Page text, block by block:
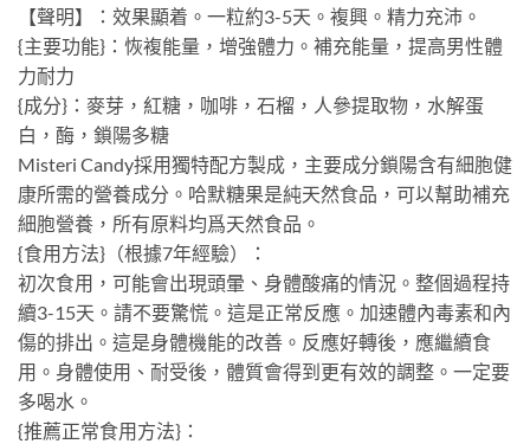
【聲明】：效果顯着。一粒約3-5天。複興。精力充沛。
{主要功能}：恢複能量，增強體力。補充能量，提高男性體
力耐力
{成分}：麥芽，紅糖，咖啡，石榴，人參提取物，水解蛋
白，酶，鎖陽多糖
Misteri Candy採用獨特配方製成，主要成分鎖陽含有細胞健
康所需的營養成分。哈默糖果是純天然食品，可以幫助補充
細胞營養，所有原料均爲天然食品。
{食用方法}（根據7年經驗）：
初次食用，可能會出現頭暈、身體酸痛的情況。整個過程持
續3-15天。請不要驚慌。這是正常反應。加速體內毒素和內
傷的排出。這是身體機能的改善。反應好轉後，應繼續食
用。身體使用、耐受後，體質會得到更有效的調整。一定要
多喝水。
{推薦正常食用方法}：